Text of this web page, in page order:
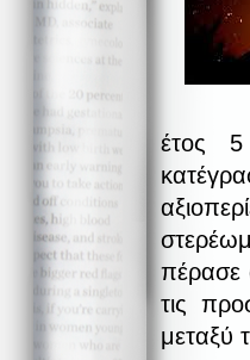
έτος 5
πέρασε
τις
μεταξύ